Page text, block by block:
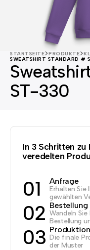
STARTSEITE PRODUKTE
SWEATSHIRT STANDARD #
ST-330
In 3 Schritten zu
veredelten
01 Anfrage
Erhalten Sie
gewählten
02 Bestellung
Wandeln
Bestellung
03 Produktion
Die finale
der Muster